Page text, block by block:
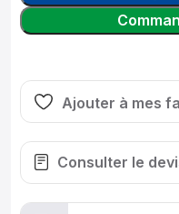
Ajouter à mes
Consulter le